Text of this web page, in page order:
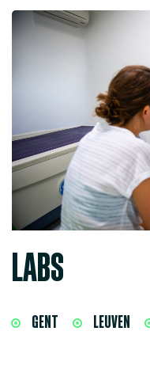
LABS
GENT LEUVEN